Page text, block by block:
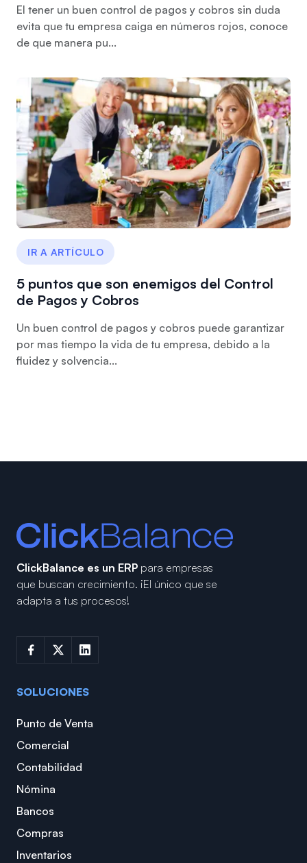
El tener un buen control de pagos y cobros sin duda
evita que tu empresa caiga en números rojos, conoce
de que manera pu...
IR A ARTÍCULO
5 puntos que son enemigos del Control
de Pagos y Cobros
Un buen control de pagos y cobros puede garantizar
por mas tiempo la vida de tu empresa, debido a la
fluidez y solvencia...
ClickBalance es un ERP para empresas
que buscan crecimiento. ¡El único que se
adapta a tus procesos!
SOLUCIONES
Punto de Venta
Comercial
Contabilidad
Nómina
Bancos
Compras
Inventarios